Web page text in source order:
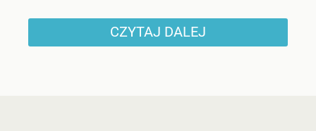
CZYTAJ DALEJ